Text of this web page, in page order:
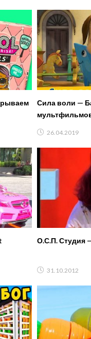
Сила воли —
26.04.2019
О.С.П. Студия
31.10.2012